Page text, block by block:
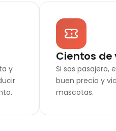
y
Cientos
Si sos pasajero,
buen precio y
mascotas.